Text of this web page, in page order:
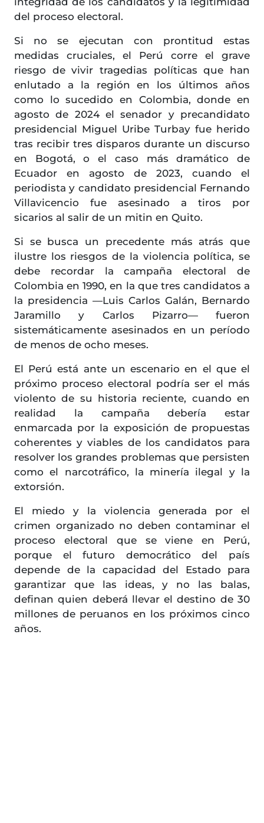
del proceso electoral.
Si no se ejecutan con prontitud estas
medidas cruciales, el Perú corre el grave
riesgo de vivir tragedias políticas que han
enlutado a la región en los últimos años
como lo sucedido en Colombia, donde en
agosto de 2024 el senador y precandidato
presidencial Miguel Uribe Turbay fue herido
tras recibir tres disparos durante un discurso
en Bogotá, o el caso más dramático de
Ecuador en agosto de 2023, cuando el
periodista y candidato presidencial Fernando
Villavicencio fue asesinado a tiros por
sicarios al salir de un mitin en Quito.
Si se busca un precedente más atrás que
ilustre los riesgos de la violencia política, se
debe recordar la campaña electoral de
Colombia en 1990, en la que tres candidatos a
la presidencia —Luis Carlos Galán, Bernardo
Jaramillo y Carlos Pizarro— fueron
sistemáticamente asesinados en un período
de menos de ocho meses.
El Perú está ante un escenario en el que el
próximo proceso electoral podría ser el más
violento de su historia reciente, cuando en
realidad la campaña debería estar
enmarcada por la exposición de propuestas
coherentes y viables de los candidatos para
resolver los grandes problemas que persisten
como el narcotráfico, la minería ilegal y la
extorsión.
El miedo y la violencia generada por el
crimen organizado no deben contaminar el
proceso electoral que se viene en Perú,
porque el futuro democrático del país
depende de la capacidad del Estado para
garantizar que las ideas, y no las balas,
definan quien deberá llevar el destino de 30
millones de peruanos en los próximos cinco
años.